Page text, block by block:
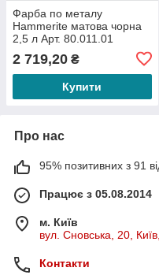
Фарба по металу
Hammerite матова чорна
2,5 л Арт. 80.011.01
2 719,20 ₴
Купити
Про нас
95% позитивних з 91
Працює з 05.08.2014
м. Київ
вул. Сновська, 20,
Контакти